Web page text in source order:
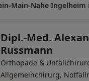
Dipl.-Med.
Russmann
Orthopäde &
Allgemeinchirurg,